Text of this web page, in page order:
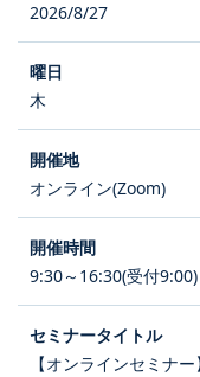
2026/8/27
木
オンライン(Zoom)
9:30～16:30(受付9:00)
【オンラインセミナ